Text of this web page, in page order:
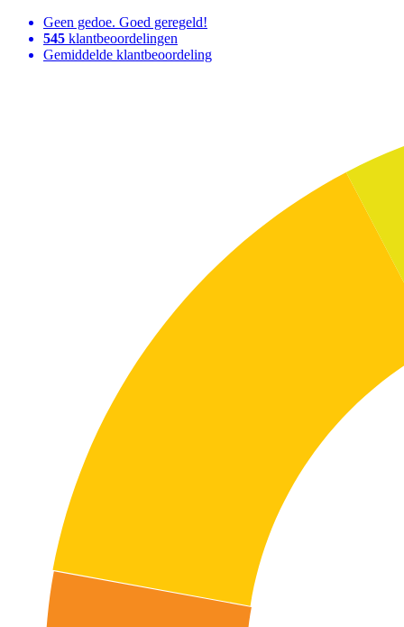
Geen gedoe. Goed geregeld!
545 klantbeoordelingen
Gemiddelde klantbeoordeling